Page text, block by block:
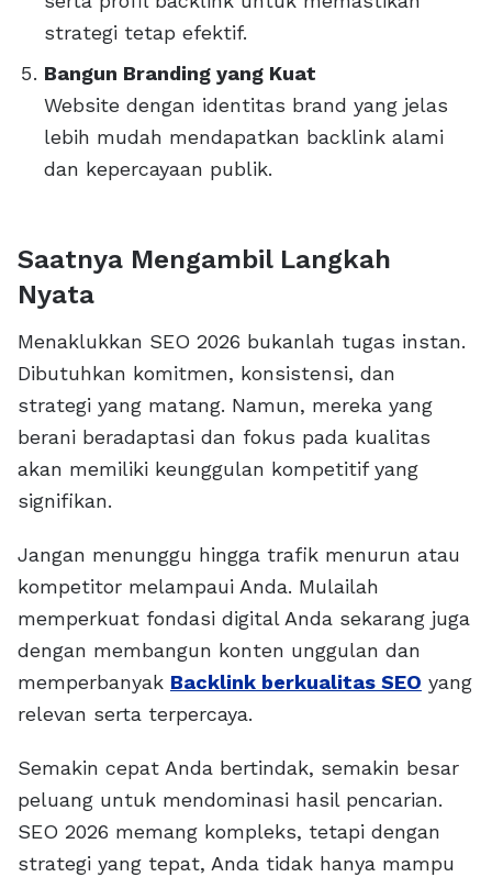
strategi tetap efektif.
Bangun Branding yang Kuat
Website dengan identitas brand yang jelas
lebih mudah mendapatkan backlink alami
dan kepercayaan publik.
Saatnya Mengambil Langkah
Nyata
Menaklukkan SEO 2026 bukanlah tugas instan.
Dibutuhkan komitmen, konsistensi, dan
strategi yang matang. Namun, mereka yang
berani beradaptasi dan fokus pada kualitas
akan memiliki keunggulan kompetitif yang
signifikan.
Jangan menunggu hingga trafik menurun atau
kompetitor melampaui Anda. Mulailah
memperkuat fondasi digital Anda sekarang juga
dengan membangun konten unggulan dan
memperbanyak Backlink berkualitas SEO yang
relevan serta terpercaya.
Semakin cepat Anda bertindak, semakin besar
peluang untuk mendominasi hasil pencarian.
SEO 2026 memang kompleks, tetapi dengan
strategi yang tepat, Anda tidak hanya mampu